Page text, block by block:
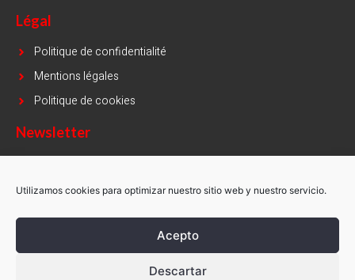
Utilizamos cookies para optimizar nuestro sitio web y nuestro servicio.
Acepto
Descartar
Légal
Politique de confidentialité
Mentions légales
Politique de cookies
Newsletter
Email
INSCRIVEZ-MOI